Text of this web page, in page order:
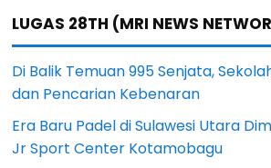
LUGAS 28TH (MRI NEWS
Di Balik Temuan 995 Senjata,
dan Pencarian Kebenaran
Era Baru Padel di Sulawesi Utara
Jr Sport Center Kotamobagu